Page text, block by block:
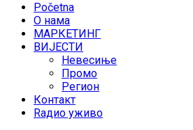
Početna
O нама
МАРКЕТИНГ
ВИЈЕСТИ
Невесиње
Промо
Регион
Контакт
Rадио уживо